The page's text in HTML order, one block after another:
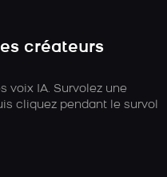
créateurs
voix IA. Survolez une
cliquez pendant le survol